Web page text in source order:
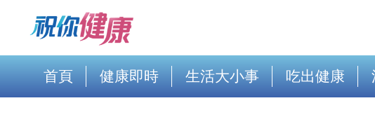
首頁 健康即時 生活大小事 吃出健康